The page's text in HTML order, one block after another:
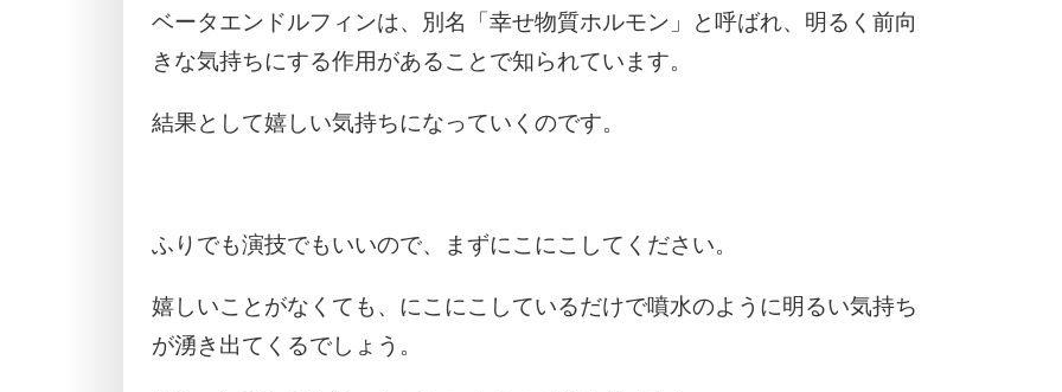
ベータエンドルフィンは、別名「幸せ物質ホルモン」と呼ばれ、明るく前向
きな気持ちにする作用があることで知られています。
結果として嬉しい気持ちになっていくのです。
ふりでも演技でもいいので、まずにこにこしてください。
嬉しいことがなくても、にこにこしているだけで噴水のように明るい気持ち
が湧き出てくるでしょう。